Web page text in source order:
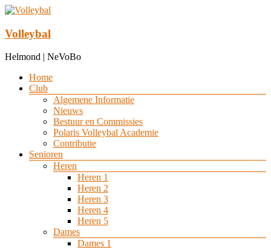
Ga
de
inhoud
Volleybal
Helmond | NeVoBo
Menu
Home
Club
Algemene Informatie
Nieuws
Bestuur en Commissies
Polaris Volleybal Academie
Contributie
Senioren
Heren
Heren 1
Heren 2
Heren 3
Heren 4
Heren 5
Dames
Dames 1